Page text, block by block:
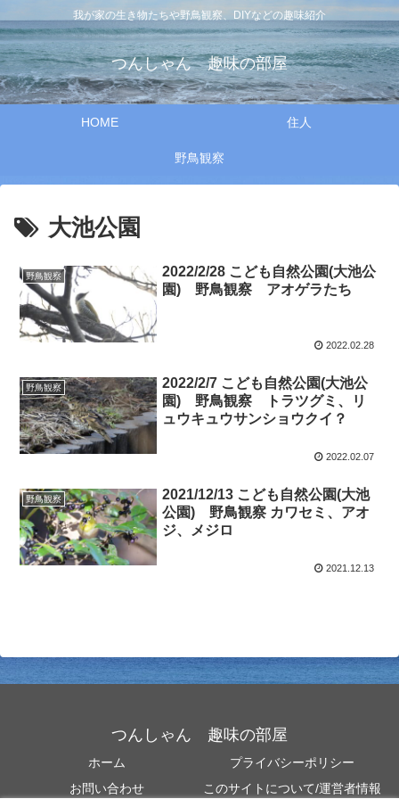
我が家の生き物たちや野鳥観察、DIYなどの趣味紹介
つんしゃん 趣味の部屋
HOME 住人
野鳥観察
大池公園
野鳥観察
2022/2/28 こども自然公園(大池公
園) 野鳥観察 アオゲラたち
2022.02.28
野鳥観察
2022/2/7 こども自然公園(大池公
園) 野鳥観察 トラツグミ、リ
ュウキュウサンショウクイ？
2022.02.07
野鳥観察
2021/12/13 こども自然公園(大池
公園) 野鳥観察 カワセミ、アオ
ジ、メジロ
2021.12.13
つんしゃん 趣味の部屋
ホーム
プライバシーポリシー
お問い合わせ
このサイトについて/運営者情報